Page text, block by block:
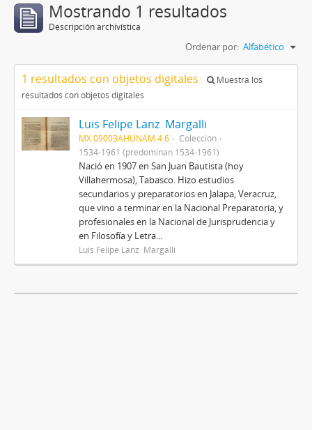
Mostrando 1 resultados
Descripción archivística
Ordenar por: Alfabético
1 resultados con objetos digitales
Muestra los
resultados con objetos digitales
Luis Felipe Lanz Margalli
MX 09003AHUNAM 4.6
Colección
1534-1961 (predominan 1534-1961)
Nació en 1907 en San Juan Bautista (hoy
Villahermosa), Tabasco. Hizo estudios
secundarios y preparatorios en Jalapa, Veracruz,
que vino a terminar en la Nacional Preparatoria, y
profesionales en la Nacional de Jurisprudencia y
en Filosofía y Letra...
Luis Felipe Lanz Margalli